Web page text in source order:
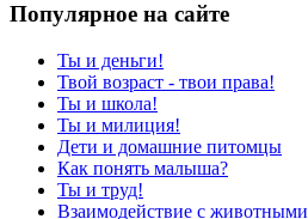
Популярное на сайте
Ты и деньги!
Твой возраст - твои права!
Ты и школа!
Ты и милиция!
Дети и домашние питомцы
Как понять малыша?
Ты и труд!
Взаимодействие с животными